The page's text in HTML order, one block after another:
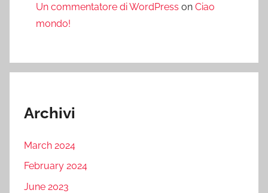
Un commentatore di WordPress on Ciao
mondo!
Archivi
March 2024
February 2024
June 2023